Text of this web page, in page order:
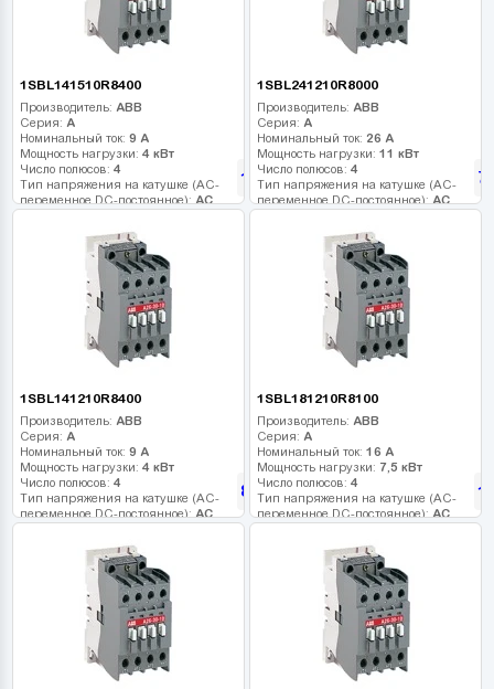
1SBL141510R8400
Производитель: ABB
Серия: A
Номинальный ток: 9 А
Мощность нагрузки: 4 кВт
Число полюсов: 4
Тип напряжения на катушке (AC-
переменное DC-постоянное): AC
Дополнительные контакты:
14грн
1SBL241210R8000
Производитель: ABB
Серия: A
Номинальный ток: 26 А
Мощность нагрузки: 11 кВт
Число полюсов: 4
Тип напряжения на катушке (AC-
переменное DC-постоянное): AC
Дополнительные контакты:
1SBL141210R8400
Производитель: ABB
Серия: A
Номинальный ток: 9 А
Мощность нагрузки: 4 кВт
Число полюсов: 4
Тип напряжения на катушке (AC-
переменное DC-постоянное): AC
Дополнительные контакты:
80грн
1SBL181210R8100
Производитель: ABB
Серия: A
Номинальный ток: 16 А
Мощность нагрузки: 7,5 кВт
Число полюсов: 4
Тип напряжения на катушке (AC-
переменное DC-постоянное): AC
Дополнительные контакты: